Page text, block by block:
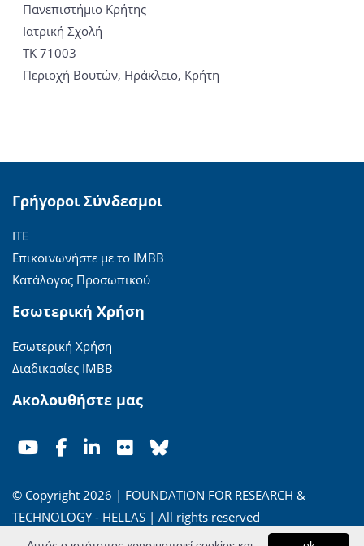
Πανεπιστήμιο Κρήτης
Ιατρική Σχολή
ΤΚ 71003
Περιοχή Βουτών, Ηράκλειο, Κρήτη
Γρήγοροι Σύνδεσμοι
ΙΤΕ
Επικοινωνήστε με το ΙΜΒΒ
Κατάλογος Προσωπικού
Εσωτερική Χρήση
Εσωτερική Χρήση
Διαδικασίες ΙΜΒΒ
Ακολουθήστε μας
© Copyright 2026 | FOUNDATION FOR RESEARCH &
TECHNOLOGY - HELLAS | All rights reserved